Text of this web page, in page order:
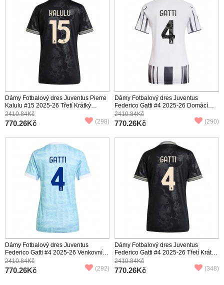
Dámy Fotbalový dres Juventus Pierre
Kalulu #15 2025-26 Třetí Krátký
Rukáv
2410.84Kč
770.26Kč (298)
Dámy Fotbalový dres Juventus
Federico Gatti #4 2025-26 Domácí
Krátký Rukáv
2410.84Kč
770.26Kč (290)
Dámy Fotbalový dres Juventus
Federico Gatti #4 2025-26 Venkovní
Krátký Rukáv
2410.84Kč
770.26Kč (292)
Dámy Fotbalový dres Juventus
Federico Gatti #4 2025-26 Třetí Krátký
Rukáv
2410.84Kč
770.26Kč (348)